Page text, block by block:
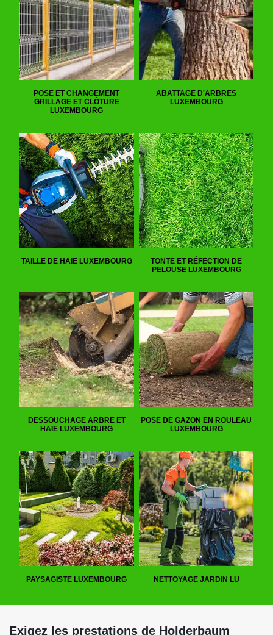
POSE ET CHANGEMENT
GRILLAGE ET CLÔTURE
LUXEMBOURG
ABATTAGE D'ARBRES
LUXEMBOURG
TAILLE DE HAIE LUXEMBOURG
TONTE ET RÉFECTION DE
PELOUSE LUXEMBOURG
DESSOUCHAGE ARBRE ET
HAIE LUXEMBOURG
POSE DE GAZON EN ROULEAU
LUXEMBOURG
PAYSAGISTE LUXEMBOURG NETTOYAGE JARDIN LU
Exigez les prestations de Holderbaum